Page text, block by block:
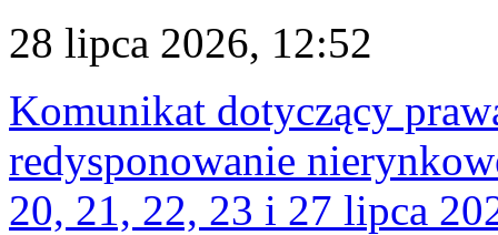
28 lipca 2026, 12:52
Komunikat dotyczący
redysponowanie
20, 21, 22, 23 i 27 lipca